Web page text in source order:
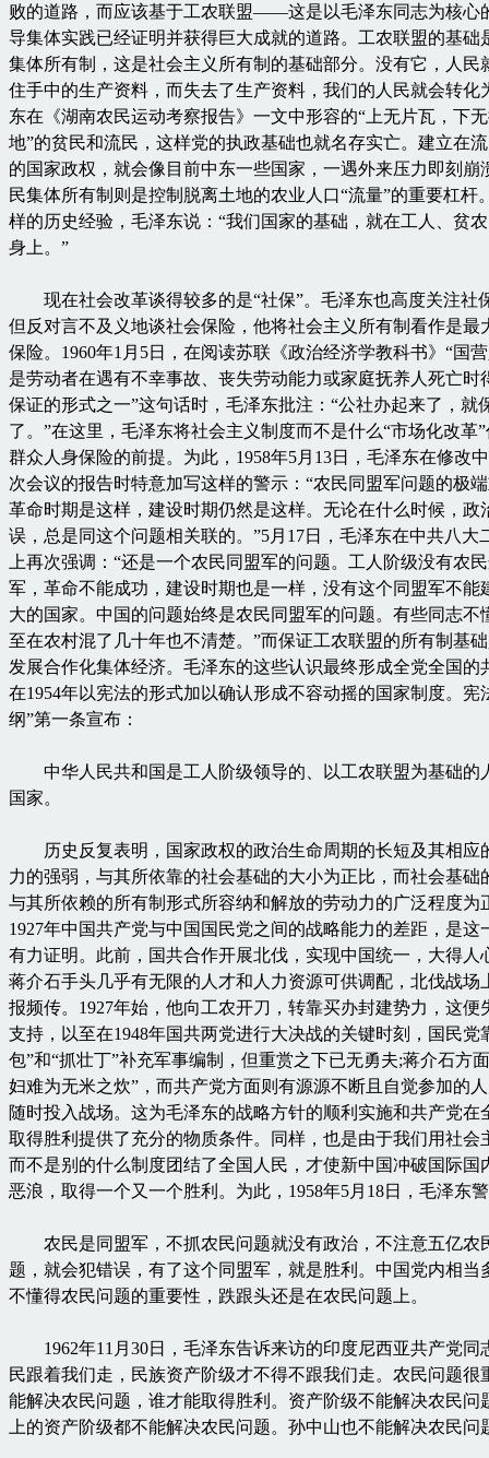
败的道路，而应该基于工农联盟——这是以毛泽东同志为核心
导集体实践已经证明并获得巨大成就的道路。工农联盟的基础
集体所有制，这是社会主义所有制的基础部分。没有它，人民
住手中的生产资料，而失去了生产资料，我们的人民就会转化
东在《湖南农民运动考察报告》一文中形容的“上无片瓦，下
地”的贫民和流民，这样党的执政基础也就名存实亡。建立在
的国家政权，就会像目前中东一些国家，一遇外来压力即刻崩
民集体所有制则是控制脱离土地的农业人口“流量”的重要杠杆
样的历史经验，毛泽东说：“我们国家的基础，就在工人、贫
身上。”
现在社会改革谈得较多的是“社保”。毛泽东也高度关注社
但反对言不及义地谈社会保险，他将社会主义所有制看作是最
保险。1960年1月5日，在阅读苏联《政治经济学教科书》“国
是劳动者在遇有不幸事故、丧失劳动能力或家庭抚养人死亡时
保证的形式之一”这句话时，毛泽东批注：“公社办起来了，就
了。”在这里，毛泽东将社会主义制度而不是什么“市场化改革
群众人身保险的前提。为此，1958年5月13日，毛泽东在修改
次会议的报告时特意加写这样的警示：“农民同盟军问题的极
革命时期是这样，建设时期仍然是这样。无论在什么时候，政
误，总是同这个问题相关联的。”5月17日，毛泽东在中共八大
上再次强调：“还是一个农民同盟军的问题。工人阶级没有农
军，革命不能成功，建设时期也是一样，没有这个同盟军不能
大的国家。中国的问题始终是农民同盟军的问题。有些同志不
至在农村混了几十年也不清楚。”而保证工农联盟的所有制基
发展合作化集体经济。毛泽东的这些认识最终形成全党全国的
在1954年以宪法的形式加以确认形成不容动摇的国家制度。宪
纲”第一条宣布：
中华人民共和国是工人阶级领导的、以工农联盟为基础的
国家。
历史反复表明，国家政权的政治生命周期的长短及其相应
力的强弱，与其所依靠的社会基础的大小为正比，而社会基础
与其所依赖的所有制形式所容纳和解放的劳动力的广泛程度为
1927年中国共产党与中国国民党之间的战略能力的差距，是这
有力证明。此前，国共合作开展北伐，实现中国统一，大得人
蒋介石手头几乎有无限的人才和人力资源可供调配，北伐战场
报频传。1927年始，他向工农开刀，转靠买办封建势力，这便
支持，以至在1948年国共两党进行大决战的关键时刻，国民党
包”和“抓壮丁”补充军事编制，但重赏之下已无勇夫;蒋介石方
妇难为无米之炊”，而共产党方面则有源源不断且自觉参加的
随时投入战场。这为毛泽东的战略方针的顺利实施和共产党在
取得胜利提供了充分的物质条件。同样，也是由于我们用社会
而不是别的什么制度团结了全国人民，才使新中国冲破国际国
恶浪，取得一个又一个胜利。为此，1958年5月18日，毛泽东
农民是同盟军，不抓农民问题就没有政治，不注意五亿农
题，就会犯错误，有了这个同盟军，就是胜利。中国党内相当
不懂得农民问题的重要性，跌跟头还是在农民问题上。
1962年11月30日，毛泽东告诉来访的印度尼西亚共产党同
民跟着我们走，民族资产阶级才不得不跟我们走。农民问题很
能解决农民问题，谁才能取得胜利。资产阶级不能解决农民问
上的资产阶级都不能解决农民问题。孙中山也不能解决农民问